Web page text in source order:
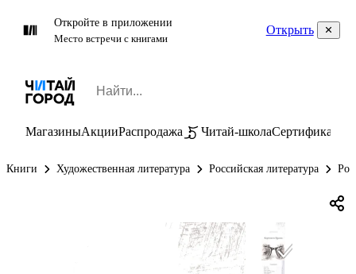
Откройте в приложении
Место встречи с книгами
Открыть
МагазиныАкцииРаспродажа Читай-школаСертификаты
Книги Художественная литература Российская литература